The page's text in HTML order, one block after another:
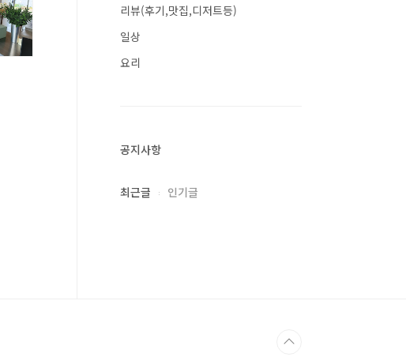
리뷰(후기,맛집,디저트등)
일상
요리
공지사항
최근글 인기글